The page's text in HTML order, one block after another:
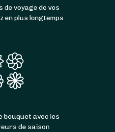
de voyage de vos
plus longtemps
bouquet avec les
de saison